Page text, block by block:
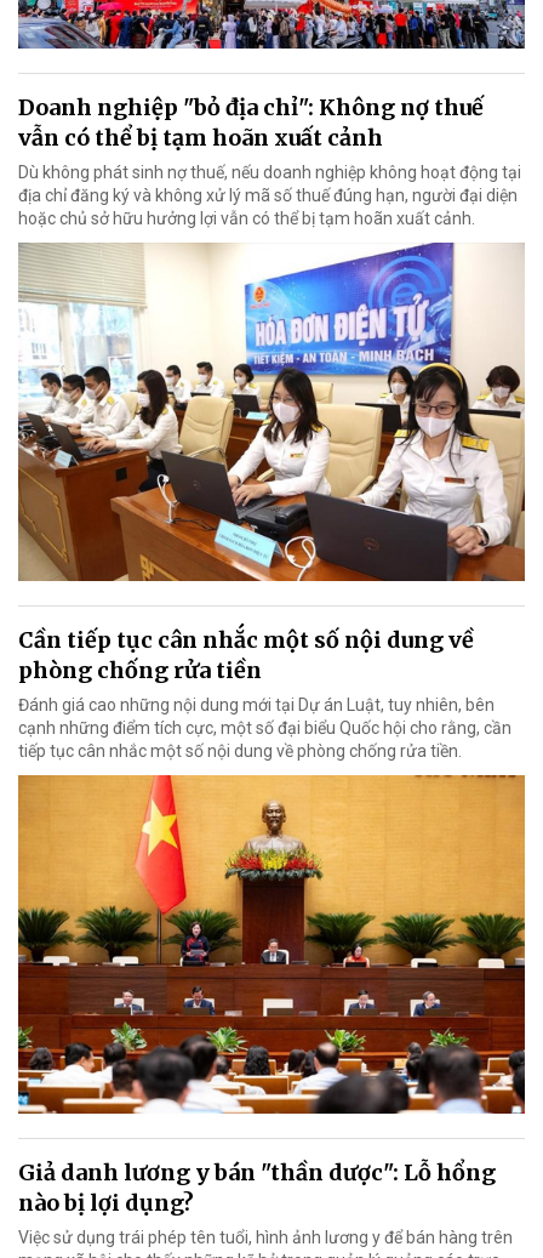
Doanh nghiệp "bỏ địa chỉ": Không nợ thuế
vẫn có thể bị tạm hoãn xuất cảnh
Dù không phát sinh nợ thuế, nếu doanh nghiệp không hoạt động tại
địa chỉ đăng ký và không xử lý mã số thuế đúng hạn, người đại diện
hoặc chủ sở hữu hưởng lợi vẫn có thể bị tạm hoãn xuất cảnh.
Cần tiếp tục cân nhắc một số nội dung về
phòng chống rửa tiền
Đánh giá cao những nội dung mới tại Dự án Luật, tuy nhiên, bên
cạnh những điểm tích cực, một số đại biểu Quốc hội cho rằng, cần
tiếp tục cân nhắc một số nội dung về phòng chống rửa tiền.
Giả danh lương y bán "thần dược": Lỗ hổng
nào bị lợi dụng?
Việc sử dụng trái phép tên tuổi, hình ảnh lương y để bán hàng trên